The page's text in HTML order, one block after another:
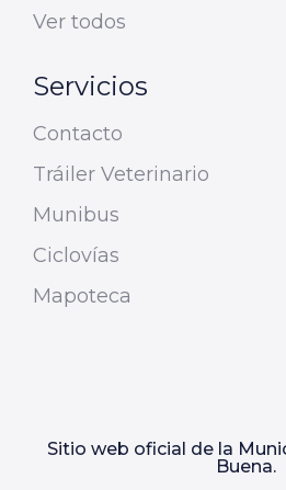
Ver todos
Servicios
Contacto
Tráiler Veterinario
Munibus
Ciclovías
Mapoteca
Sitio web oficial de la
Buena.